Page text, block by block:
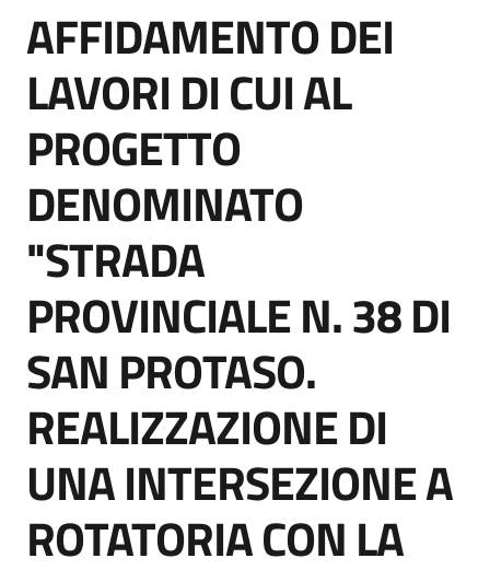
di
acquisto
Supporto
Piattaforme
telematiche
English
site
Seguici
su
Salta al contenuto
AFFIDAMENTO DEI
LAVORI DI CUI AL
PROGETTO
DENOMINATO
"STRADA
PROVINCIALE N. 38 DI
SAN PROTASO.
REALIZZAZIONE DI
UNA INTERSEZIONE A
ROTATORIA CON LA